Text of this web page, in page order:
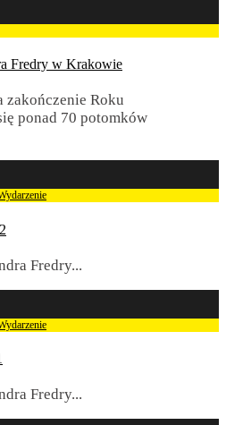
Fredry w Krakowie
zakończenie Roku
ponad 70 potomków
Fredry...
Fredry...